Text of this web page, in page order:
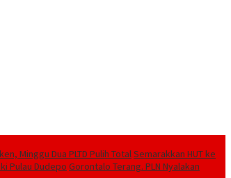
Minggu Dua PLTD Pulih TotalSemarakkan HUT ke
Pulau Dudepo Gorontalo Terang. PLN Nyalakan